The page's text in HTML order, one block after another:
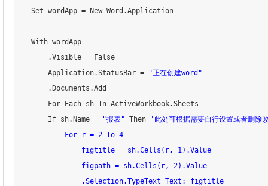
    Set wordApp
= New Word.Application
    With wordApp
        .Visible
= False
        Application.StatusBar
=
"正在创建word"
        .Documents.Add
        For Each sh In ActiveWorkbook.Sheets
        If sh.Name
= "报表" Then
'此处可根据需要自行设置或者删除
            For r = 2 To 4
                figtitle = sh.Cells(r, 1).Value
                figpath = sh.Cells(r, 2).Value
                .Selection.TypeText Text:=figtitle